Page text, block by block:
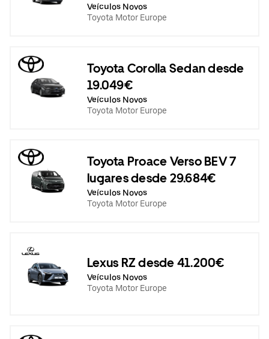
Veículos Novos
Toyota Motor Europe
Toyota Corolla Sedan desde
19.049€
Veículos Novos
Toyota Motor Europe
Toyota Proace Verso BEV 7
lugares desde 29.684€
Veículos Novos
Toyota Motor Europe
Lexus RZ desde 41.200€
Veículos Novos
Toyota Motor Europe